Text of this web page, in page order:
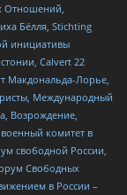
Отношений,
Бёлля, Stichting
инициативы
Calvert 22
Макдональда-Лорье,
Международный
Возрождение,
комитет в
свободной России,
Свободных
в России –